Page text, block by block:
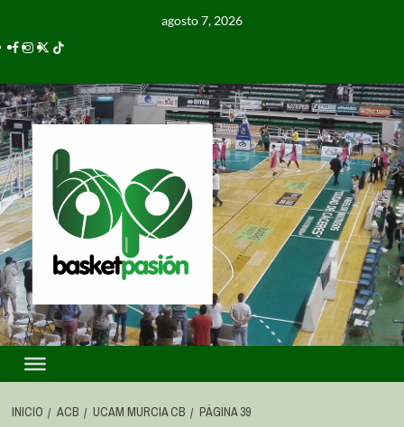
agosto 7, 2026
INICIO ACB UCAM MURCIA CB PÁGINA 39